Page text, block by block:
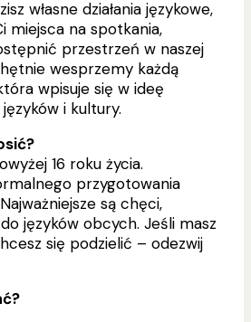
własne działania językowe,
miejsca na spotkania,
przestrzeń w naszej
wesprzemy każdą
wpisuje się w ideę
i kultury.
16 roku życia.
przygotowania
są chęci,
języków obcych. Jeśli masz
się podzielić – odezwij